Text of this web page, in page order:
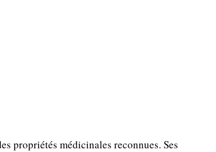
propriétés médicinales reconnues. Ses